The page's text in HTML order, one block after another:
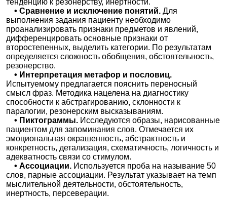
• Сравнение и исключение понятий.Для
выполнения задания пациенту необходимо
проанализировать признаки предметов и явлений,
дифференцировать основные признаки от
второстепенных, выделить категории. По результатам
определяется сложность обобщения, обстоятельность,
резонерство.
• Интерпретация метафор и пословиц.
Испытуемому предлагается пояснить переносный
смысл фраз. Методика нацелена на диагностику
способности к абстрагированию, склонности к
паралогии, резонерским высказываниям.
• Пиктограммы. Исследуются образы, нарисованные
пациентом для запоминания слов. Отмечается их
эмоциональная окрашенность, абстрактность и
конкретность, детализация, схематичность, логичность и
адекватность связи со стимулом.
• Ассоциации. Используется проба на называние 50
слов, парные ассоциации. Результат указывает на темп
мыслительной деятельности, обстоятельность,
инертность, персеверации.